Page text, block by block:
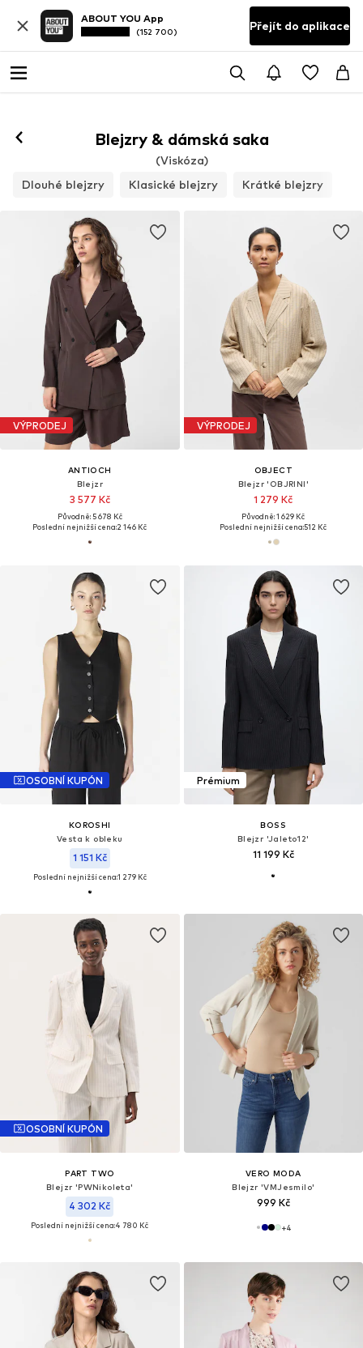
ABOUT YOU App
(152 700) Přejít do aplikace
Blejzry & dámská saka
(Viskóza)
Dlouhé blejzry
Klasické blejzry Krátké blejzry
VÝPRODEJ
ANTIOCH
Blejzr
3 577 Kč
Původně: 5 678 Kč
Poslední nejnižší cena:2 146 Kč
VÝPRODEJ
OBJECT
Blejzr 'OBJRINI'
1 279 Kč
Původně: 1 629 Kč
Poslední nejnižší cena:512 Kč
OSOBNÍ KUPÓN
KOROSHI
Vesta k obleku
1 151 Kč
Poslední nejnižší cena:1 279 Kč
Prémium
BOSS
Blejzr 'Jaleto12'
11 199 Kč
OSOBNÍ KUPÓN
PART TWO
Blejzr 'PWNikoleta'
4 302 Kč
Poslední nejnižší cena:4 780 Kč
VERO MODA
Blejzr 'VMJesmilo'
999 Kč
+4